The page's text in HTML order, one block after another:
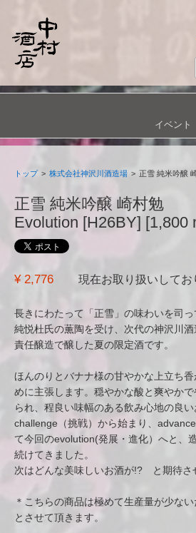
イベント
トップ > 株式会社神沢川酒造場 > 正雪 純米吟醸
正雪 純米吟醸 崎村勉
Evolution [H26BY] [1,800
¥ 2,776 現在お取り扱いしてお
長きにわたって「正雪」の味わいを司
純悦杜氏の薫陶を受け、次代の神沢川
責任醸造で醸した夏の限定酒です。
ほんのりとバナナ様の甘やかな上立ち香
めに主張します。穏やかな酸と爽やか
られ、程良い味幅のある飲み心地の良い
challenge（挑戦）から始まり、
て今回のevolution(発展・進化）へと、
続けてきました。
次はどんな美味しいお酒が!? と期待さ
＊こちらの商品は極めて生産量が少な
とさせて頂きます。